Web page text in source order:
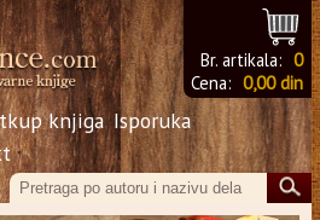
Br. artikala: 0
Cena: 0,00 din
knjiga Isporuka